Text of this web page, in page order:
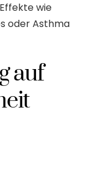
wie
oder Asthma
auf